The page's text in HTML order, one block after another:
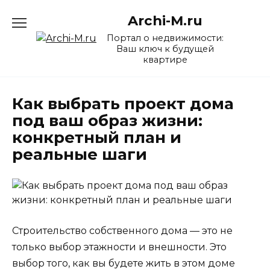
содержанию
Archi-M.ru
Портал о недвижимости:
Ваш ключ к будущей
квартире
Как выбрать проект дома
под ваш образ жизни:
конкретный план и
реальные шаги
Строительство собственного дома — это не
только выбор этажности и внешности. Это
выбор того, как вы будете жить в этом доме